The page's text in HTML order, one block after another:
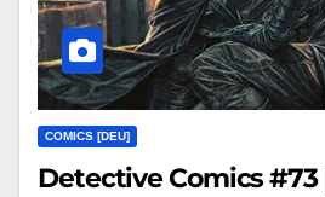
COMICS [DEU]
Detective Comics #73